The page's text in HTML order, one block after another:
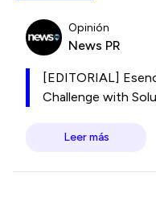
Opinión
News PR
[EDITORIAL]
Challenge with
Leer más